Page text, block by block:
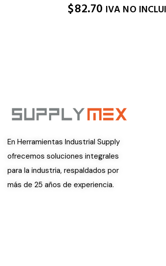
$82.70 IVA NO
En Herramientas Industrial Supply
ofrecemos soluciones integrales
para la industria, respaldados por
más de 25 años de experiencia.